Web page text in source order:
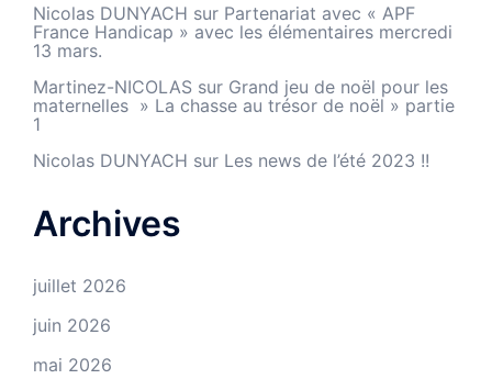
Nicolas DUNYACH sur Partenariat avec « APF
France Handicap » avec les élémentaires mercredi
13 mars.
Martinez-NICOLAS sur Grand jeu de noël pour les
maternelles » La chasse au trésor de noël » partie
1
Nicolas DUNYACH sur Les news de l’été 2023 !!
Archives
juillet 2026
juin 2026
mai 2026